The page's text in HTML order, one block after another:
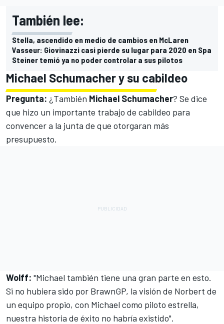
También lee:
Stella, ascendido en medio de cambios en McLaren
Vasseur: Giovinazzi casi pierde su lugar para 2020 en Spa
Steiner temió ya no poder controlar a sus pilotos
Michael Schumacher y su cabildeo
Pregunta: ¿También Michael Schumacher? Se dice
que hizo un importante trabajo de cabildeo para
convencer a la junta de que otorgaran más
presupuesto.
Wolff: "Michael también tiene una gran parte en esto.
Si no hubiera sido por BrawnGP, la visión de Norbert de
un equipo propio, con Michael como piloto estrella,
nuestra historia de éxito no habría existido".